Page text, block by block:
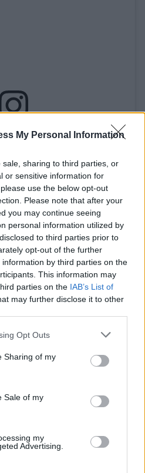
My Personal Information
sharing to third parties, or
or sensitive information for
use the below opt-out
Please note that after your
you may continue seeing
personal information utilized by
to third parties prior to
opt-out of the further
by third parties on the
This information may
parties on the IAB’s List of
may further disclose it to other
app uses one or more Google
behaviour. You may click to
and its third-party tags to
purposes in below Google
Opt Outs
Sharing of my
Sale of my
my
Advertising.
στο Instagram.
στο Instagram.